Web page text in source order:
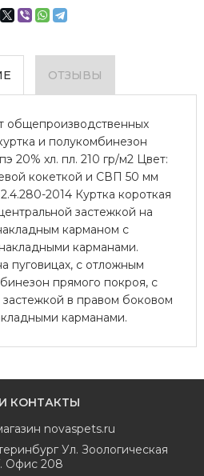
ОТЗЫВЫ
общепроизводственных
и полукомбинезон
20% хл. пл. 210 гр/м2 Цвет:
кокеткой и СВП 50 мм
2014 Куртка короткая
застежкой на
карманом с
карманами.
пуговицах, с отложным
прямого покроя, с
застежкой в правом боковом
карманами.
КОНТАКТЫ
novaspets.ru
Ул. Зоологическая
Офис 208